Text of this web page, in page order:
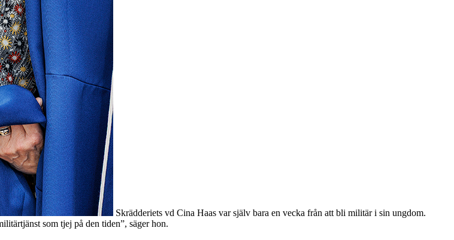
Skrädderiets vd Cina Haas var själv bara en vecka från att bli militär i sin ungdom.
som tjej på den tiden”, säger hon.